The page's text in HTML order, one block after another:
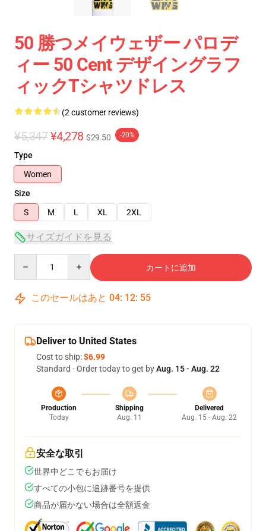
50 勝つメイウェザー パロデ
ィー 50 Cent デザイングラフ
ィックTシャツドレス
(2 customer reviews)
¥5,347 ¥4,278 $29.50 -20%
Type
Women
Size
S
M L XL 2XL
サイズガイドを見る
カートに追加
このセールはあと 04: 12: 54
Deliver to United States
Cost to ship:$6.99
Standard - Order today to get byAug. 15 - Aug. 22
Production
Today
Shipping
Aug. 11
Delivered
Aug. 15 - Aug. 22
安全な取引
世界中どこでもお届け
すべての小包に追跡番号を提供
商品が届かない場合は全額返金